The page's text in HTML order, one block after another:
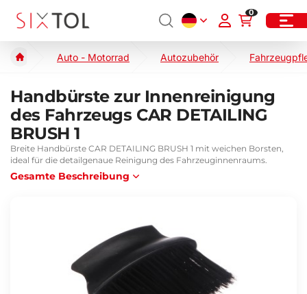
0
Auto - Motorrad Autozubehör
Handbürste zur Innenreinigung
des Fahrzeugs CAR DETAILING
BRUSH 1
Breite Handbürste CAR DETAILING BRUSH 1 mit weichen Borsten,
ideal für die detailgenaue Reinigung des Fahrzeuginnenraums.
Gesamte Beschreibung